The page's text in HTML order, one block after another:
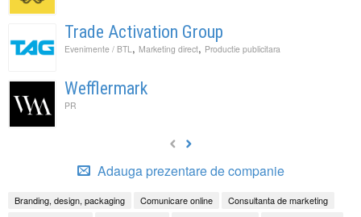
Trade Activation Group
Evenimente / BTL , Marketing direct, Productie publicitara
Wefflermark
PR
Adauga prezentare de companie
Branding, design, packaging Comunicare online
Consultanta de marketing